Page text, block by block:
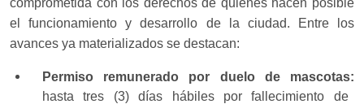
comprometida con los derechos de quienes hacen posible
el funcionamiento y desarrollo de la ciudad. Entre los
avances ya materializados se destacan:
Permiso remunerado por duelo de mascotas:
hasta tres (3) días hábiles por fallecimiento de